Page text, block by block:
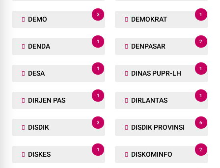
DEMO
3
DEMOKRAT
1
DENDA
1
DENPASAR
2
DESA
1
DINAS PUPR-LH
1
DIRJEN PAS
1
DIRLANTAS
1
DISDIK
3
DISDIK PROVINSI
6
DISKES
1
DISKOMINFO
2